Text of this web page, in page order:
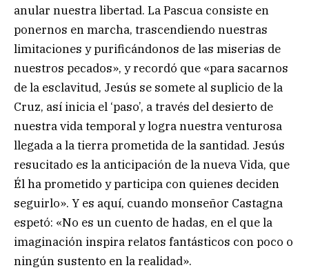
anular nuestra libertad. La Pascua consiste en
ponernos en marcha, trascendiendo nuestras
limitaciones y purificándonos de las miserias de
nuestros pecados», y recordó que «para sacarnos
de la esclavitud, Jesús se somete al suplicio de la
Cruz, así inicia el ‘paso’, a través del desierto de
nuestra vida temporal y logra nuestra venturosa
llegada a la tierra prometida de la santidad. Jesús
resucitado es la anticipación de la nueva Vida, que
Él ha prometido y participa con quienes deciden
seguirlo». Y es aquí, cuando monseñor Castagna
espetó: «No es un cuento de hadas, en el que la
imaginación inspira relatos fantásticos con poco o
ningún sustento en la realidad».